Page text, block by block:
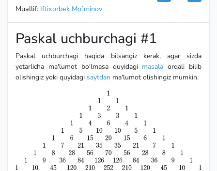
Muallif: Iftixorbek Mo`minov
Paskal uchburchagi #1
Paskal uchburchagi haqida bilsangiz kerak, agar sizda
yetarlicha ma'lumot bo'lmasa quyidagi masala orqali bilib
olishingiz yoki quyidagi saytdan ma'lumot olishingiz mumkin.